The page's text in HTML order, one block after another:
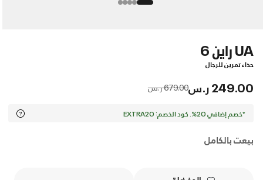
UA راين 6
حذاء تمرين للرجال
249.00 ر.س Price reduced from
679.00 ر.س to
*خصم إضافي 20%. كود الخصم: EXTRA20
بيعت بالكامل